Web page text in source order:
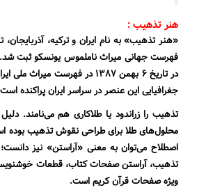
هنر تذهیب :
«هنر تذهیب» به نام ایران و ترکیه،
در تاریخ ۶ بهمن ۱۳۸۷ در فهرست
جغرافیایی این عنصر در سراسر ایران پراکنده
تذهیب را زراندود یا طلاکاری هم می‌نامند.
محلول‌های طلا برای طراحی نقوش تذهیب بوده
اصطلاح می‌توان به معنی «آراستن» نیز
تذهیب، آراستن صفحات کتاب، قطعات
ویژه صفحات قرآن کریم است.